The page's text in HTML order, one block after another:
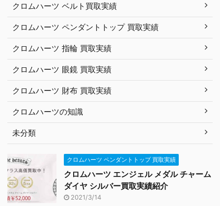
クロムハーツ ベルト買取実績
クロムハーツ ペンダントトップ 買取実績
クロムハーツ 指輪 買取実績
クロムハーツ 眼鏡 買取実績
クロムハーツ 財布 買取実績
クロムハーツの知識
未分類
クロムハーツ ペンダントトップ 買取実績
クロムハーツ エンジェル メダル チャーム
ダイヤ シルバー買取実績紹介
2021/3/14